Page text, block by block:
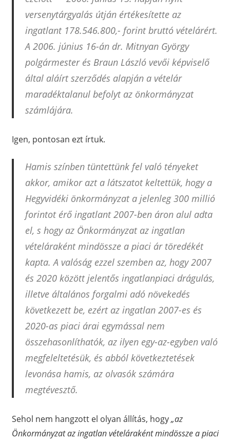
versenytárgyalás útján értékesítette az
ingatlant 178.546.800,- forint bruttó vételárért.
A 2006. június 16-án dr. Mitnyan György
polgármester és Braun László vevői képviselő
által aláírt szerződés alapján a vételár
maradéktalanul befolyt az önkormányzat
számlájára.
Igen, pontosan ezt írtuk.
Hamis színben tüntettünk fel való tényeket
akkor, amikor azt a látszatot keltettük, hogy a
Hegyvidéki önkormányzat a jelenleg 300 millió
forintot érő ingatlant 2007-ben áron alul adta
el, s hogy az Önkormányzat az ingatlan
vételáraként mindössze a piaci ár töredékét
kapta. A valóság ezzel szemben az, hogy 2007
és 2020 között jelentős ingatlanpiaci drágulás,
illetve általános forgalmi adó növekedés
következett be, ezért az ingatlan 2007-es és
2020-as piaci árai egymással nem
összehasonlíthatók, az ilyen egy-az-egyben való
megfeleltetésük, és abból következtetések
levonása hamis, az olvasók számára
megtévesztő.
Sehol nem hangzott el olyan állítás, hogy„az
Önkormányzat az ingatlan vételáraként mindössze a piaci